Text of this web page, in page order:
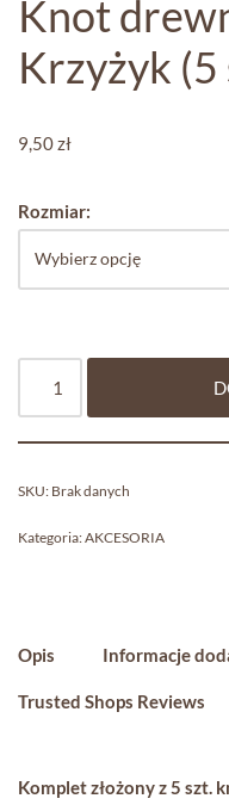
Knot
Krzyżyk (5
9,50zł
Rozmiar:
SKU: Brak danych
Kategoria:AKCESORIA
Opis Informacje
Trusted Shops Reviews
Komplet złożony z 5 szt.